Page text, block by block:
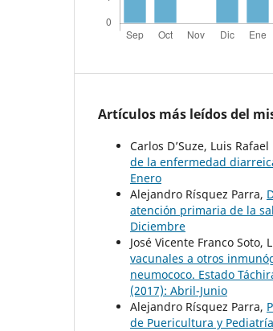
Artículos más leídos del
Carlos D’Suze, Luis
de la enfermedad
Enero
Alejandro Rísquez Parra,
atención primaria de la
Diciembre
José Vicente Franco
vacunales a otros
neumococo. Estado
(2017): Abril-Junio
Alejandro Rísquez Parra,
de Puericultura y